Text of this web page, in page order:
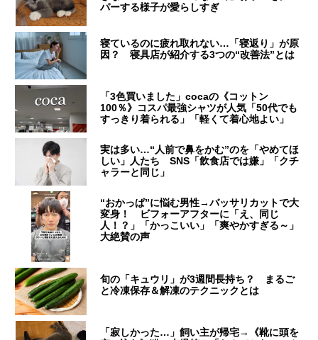
パーする様子が愛らしすぎ
寝ているのに疲れ取れない…「寝返り」が原
因？ 寝具店が紹介する3つの“改善法”とは
「3色買いました」cocaの《コットン
100％》コスパ最強シャツが人気「50代でも
すっきり着られる」「軽くて着心地よい」
実は多い…“人前で鼻をかむ”のを「やめてほ
しい」人たち SNS「飲食店では嫌」「クチ
ャラーと同じ」
“おかっぱ”に悩む男性→バッサリカットで大
変身！ ビフォーアフターに「え、同じ
人！？」「かっこいい」「爽やかすぎる～」
大絶賛の声
旬の「キュウリ」が3週間長持ち？ まるご
と冷凍保存＆解凍のテクニックとは
「寂しかった…」飼い主が帰宅→《靴に頭を